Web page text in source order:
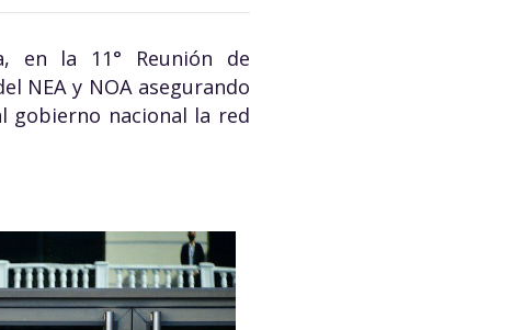
en la 11° Reunión de
NEA y NOA asegurando
gobierno nacional la red